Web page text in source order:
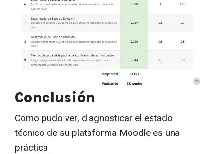
Conclusión
Como pudo ver, diagnosticar el estado
técnico de su plataforma Moodle es una
práctica